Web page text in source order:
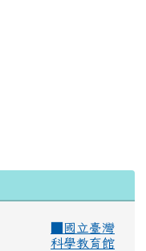
國立臺灣
科學教育館